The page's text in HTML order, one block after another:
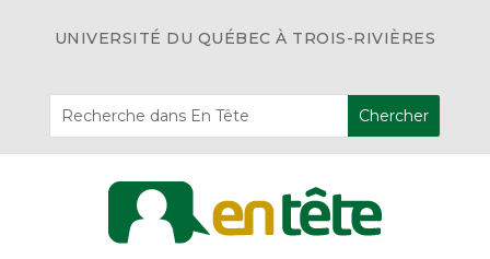
UNIVERSITÉ DU QUÉBEC À TROIS-RIVIÈRES